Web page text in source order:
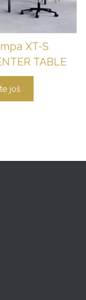
XT-S
TABLE
još